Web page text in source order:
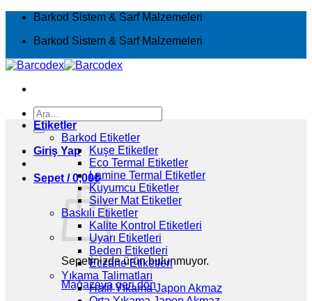
İçeriğeBarkod Sistem & Sarf Malzemeleri
Barkod Sistem & Sarf Malzemeleri
Ara:
Giriş Yap
Sepet /0,00₺
Sepetinizde ürün bulunmuyor.
Mağazaya geri dön
Etiketler
Barkod Etiketler
Kuşe Etiketler
Eco Termal Etiketler
Lamine Termal Etiketler
Kuyumcu Etiketler
Silver Mat Etiketler
Baskılı Etiketler
Kalite Kontrol Etiketleri
Uyarı Etiketleri
Beden Etiketleri
Eczane Etiketleri
Yıkama Talimatları
Hafif Yıkama Japon Akmaz